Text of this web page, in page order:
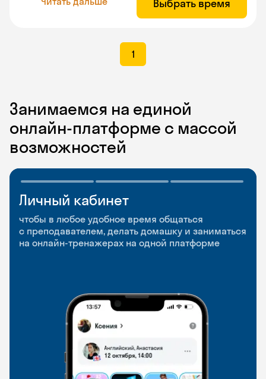
Выбрать время
1
Занимаемся на единой
онлайн-платформе с массой
возможностей
Личный кабинет
чтобы в любое удобное время общаться
с преподавателем, делать домашку и заниматься
на онлайн-тренажерах на одной платформе
Мобильное
приложение
чтобы заниматься и изучать новые слова где
и когда удобно
Разговорные клубы
и Talks
Групповые занятия для разговорной практики
и индивидуальные встречи с преподавателями